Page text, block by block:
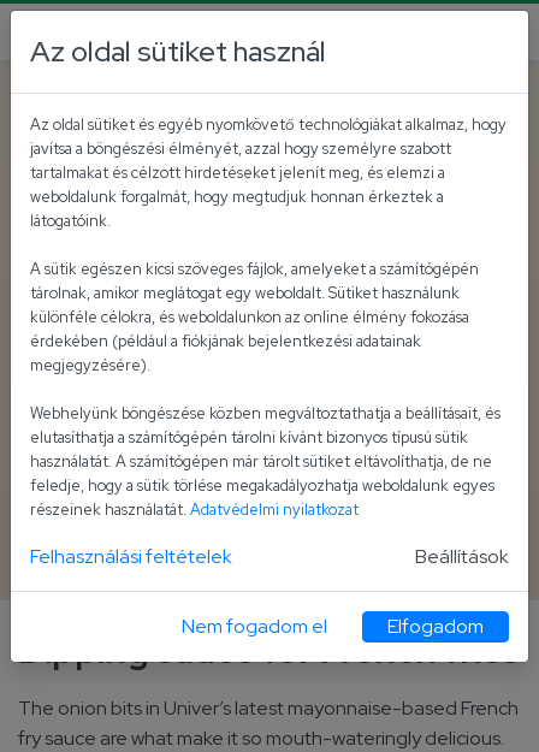
Dipping sauce for French fries
The onion bits in Univer’s latest mayonnaise-based French
fry sauce are what make it so mouth-wateringly delicious.
Az oldal sütiket használ
Az oldal sütiket és egyéb nyomkövető technológiákat alkalmaz, hogy
javítsa a böngészési élményét, azzal hogy személyre szabott
tartalmakat és célzott hirdetéseket jelenít meg, és elemzi a
weboldalunk forgalmát, hogy megtudjuk honnan érkeztek a
látogatóink.
A sütik egészen kicsi szöveges fájlok, amelyeket a számítógépén
tárolnak, amikor meglátogat egy weboldalt. Sütiket használunk
különféle célokra, és weboldalunkon az online élmény fokozása
érdekében (például a fiókjának bejelentkezési adatainak
megjegyzésére).
Webhelyünk böngészése közben megváltoztathatja a beállításait, és
elutasíthatja a számítógépén tárolni kívánt bizonyos típusú sütik
használatát. A számítógépen már tárolt sütiket eltávolíthatja, de ne
feledje, hogy a sütik törlése megakadályozhatja weboldalunk egyes
részeinek használatát. Adatvédelmi nyilatkozat
Felhasználási feltételek Beállítások
Nem fogadom el Elfogadom